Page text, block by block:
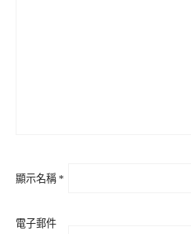
顯示名稱 *
電子郵件